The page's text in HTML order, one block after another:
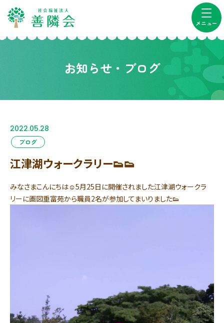
メニュー
お知らせ・ブログ
2022.05.28
ブログ
江津湖ウォークラリー👟👟
みなさまこんにちは☺5月25日に開催されました江津湖ウォークラ
リーに画図重富苑から職員2名が参加してまいりました👟